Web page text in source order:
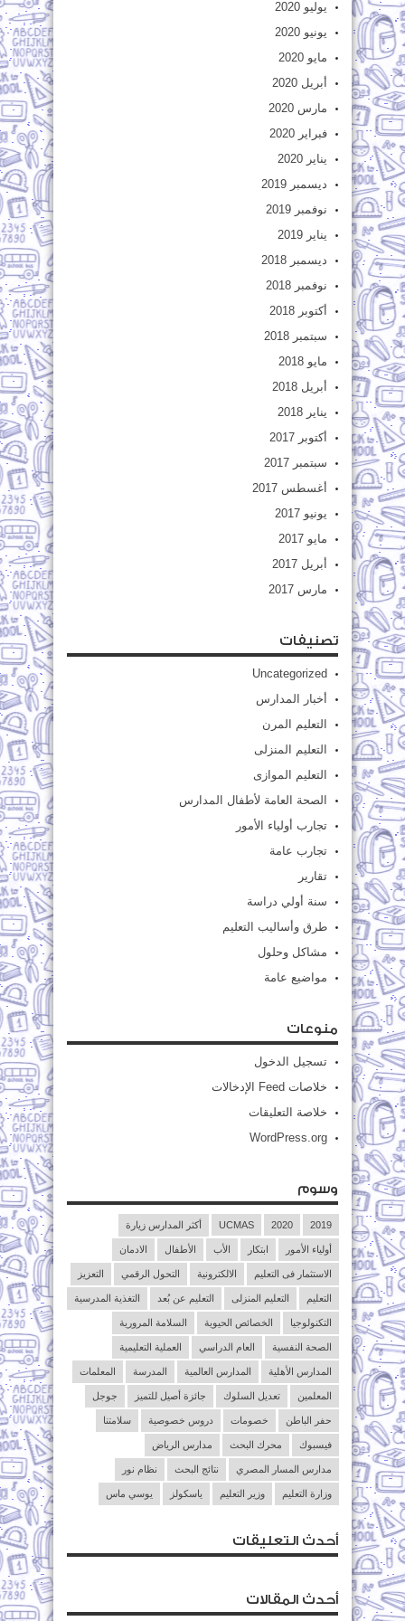
يوليو 2020
يونيو 2020
مايو 2020
أبريل 2020
مارس 2020
فبراير 2020
يناير 2020
ديسمبر 2019
نوفمبر 2019
يناير 2019
ديسمبر 2018
نوفمبر 2018
أكتوبر 2018
سبتمبر 2018
مايو 2018
أبريل 2018
يناير 2018
أكتوبر 2017
سبتمبر 2017
أغسطس 2017
يونيو 2017
مايو 2017
أبريل 2017
مارس 2017
تصنيفات
Uncategorized
أخبار المدارس
التعليم المرن
التعليم المنزلى
التعليم الموازى
الصحة العامة لأطفال المدارس
تجارب أولياء الأمور
تجارب عامة
تقارير
سنة أولي دراسة
طرق وأساليب التعليم
مشاكل وحلول
مواضيع عامة
منوعات
تسجيل الدخول
خلاصات Feed الإدخالات
خلاصة التعليقات
WordPress.org
وسوم
2019
2020
UCMAS أكثر المدارس زيارة
أولياء الأمور ابتكار الأب الأطفال الادمان
الاستثمار فى التعليم الالكترونية التحول الرقمي التعزيز
التعليم التعليم المنزلى التعليم عن بُعد التغذية المدرسية
التكنولوجيا الخصائص الحيوية السلامة المرورية
الصحة النفسية العام الدراسي العملية التعليمية
المدارس الأهلية المدارس العالمية المدرسة المعلمات
المعلمين تعديل السلوك جائزة أصيل للتميز جوجل
حفر الباطن خصومات دروس خصوصية سلامتنا
فيسبوك محرك البحث مدارس الرياض
مدارس المسار المصري نتائج البحث نظام نور
وزارة التعليم وزير التعليم ياسكولز يوسي ماس
أحدث التعليقات
أحدث المقالات